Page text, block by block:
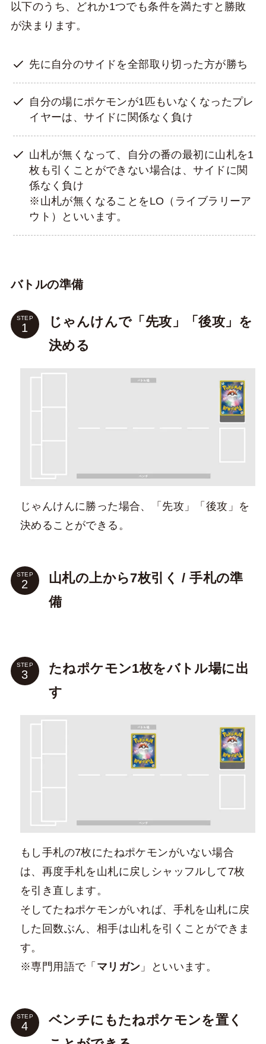
以下のうち、どれか1つでも条件を満たすと勝敗
が決まります。
先に自分のサイドを全部取り切った方が勝ち
自分の場にポケモンが1匹もいなくなったプレ
イヤーは、サイドに関係なく負け
山札が無くなって、自分の番の最初に山札を1
枚も引くことができない場合は、サイドに関
係なく負け
※山札が無くなることをLO（ライブラリーア
ウト）といいます。
バトルの準備
STEP
じゃんけんで「先攻」「後攻」を
決める
じゃんけんに勝った場合、「先攻」「後攻」を
決めることができる。
STEP
山札の上から7枚引く / 手札の準
備
STEP
たねポケモン1枚をバトル場に出
す
もし手札の7枚にたねポケモンがいない場合
は、再度手札を山札に戻しシャッフルして7枚
を引き直します。
そしてたねポケモンがいれば、手札を山札に戻
した回数ぶん、相手は山札を引くことができま
す。
※専門用語で「 マリガン 」といいます。
STEP
ベンチにもたねポケモンを置く